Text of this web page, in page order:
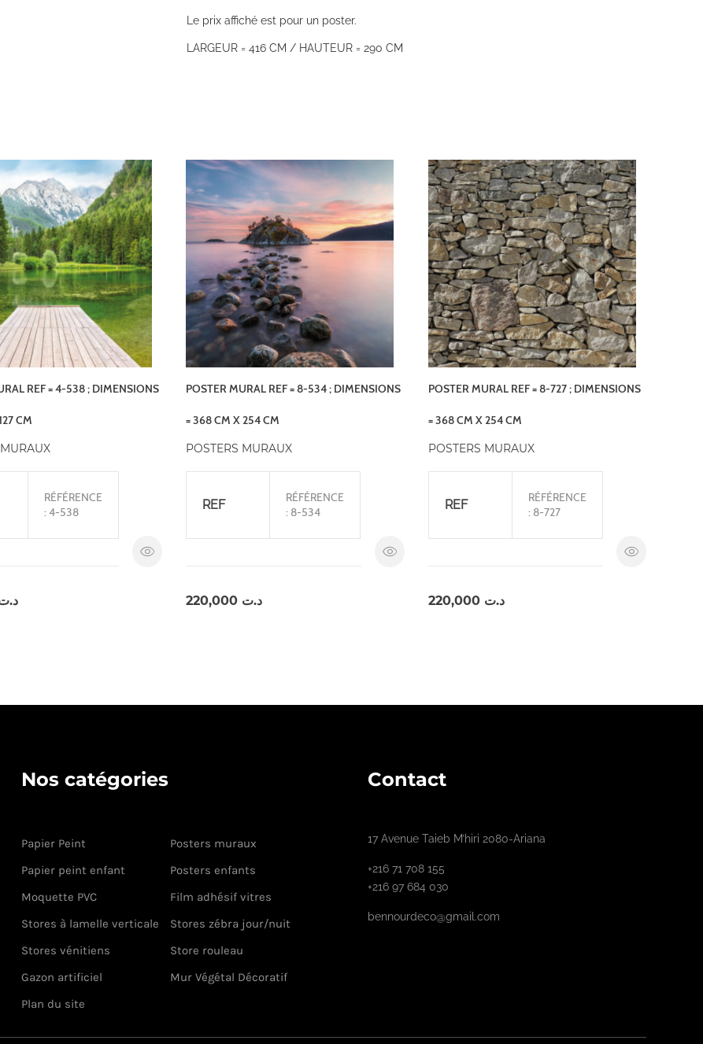
Le prix affiché est pour un poster.
LARGEUR = 416 CM / HAUTEUR = 290 CM
REF = 4-538 ; DIMENSIONS
CM
RÉFÉRENCE
: 4-538
POSTER MURAL REF = 8-534 ; DIMENSIONS
= 368 CM X 254 CM
POSTERS MURAUX
REF
RÉFÉRENCE
: 8-534
د.ت
POSTER MURAL REF = 8-727 ; DIMENSIONS
= 368 CM X 254 CM
POSTERS MURAUX
REF
RÉFÉRENCE
: 8-727
د.ت 220,000
Nos catégories
Papier Peint
Posters muraux
Papier peint enfant
Posters enfants
Moquette PVC
Film adhésif vitres
Stores à lamelle verticale
Stores zébra jour/nuit
Stores vénitiens
Store rouleau
Gazon artificiel
Mur Végétal Décoratif
Plan du site
Contact
17 Avenue Taieb M’hiri 2080-Ariana
+216 71 708 155
+216 97 684 030
bennourdeco@gmail.com